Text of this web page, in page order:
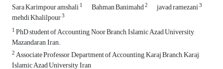
Sara Karimpour amshali1 Bahman Banimahd2 javad ramezani3
mehdi Khalilpour3
1PhD student of Accounting, Noor Branch, Islamic Azad University,
Mazandaran, Iran.
2Associate Professor, Department of Accounting, Karaj Branch, Karaj,
Islamic Azad University, Iran